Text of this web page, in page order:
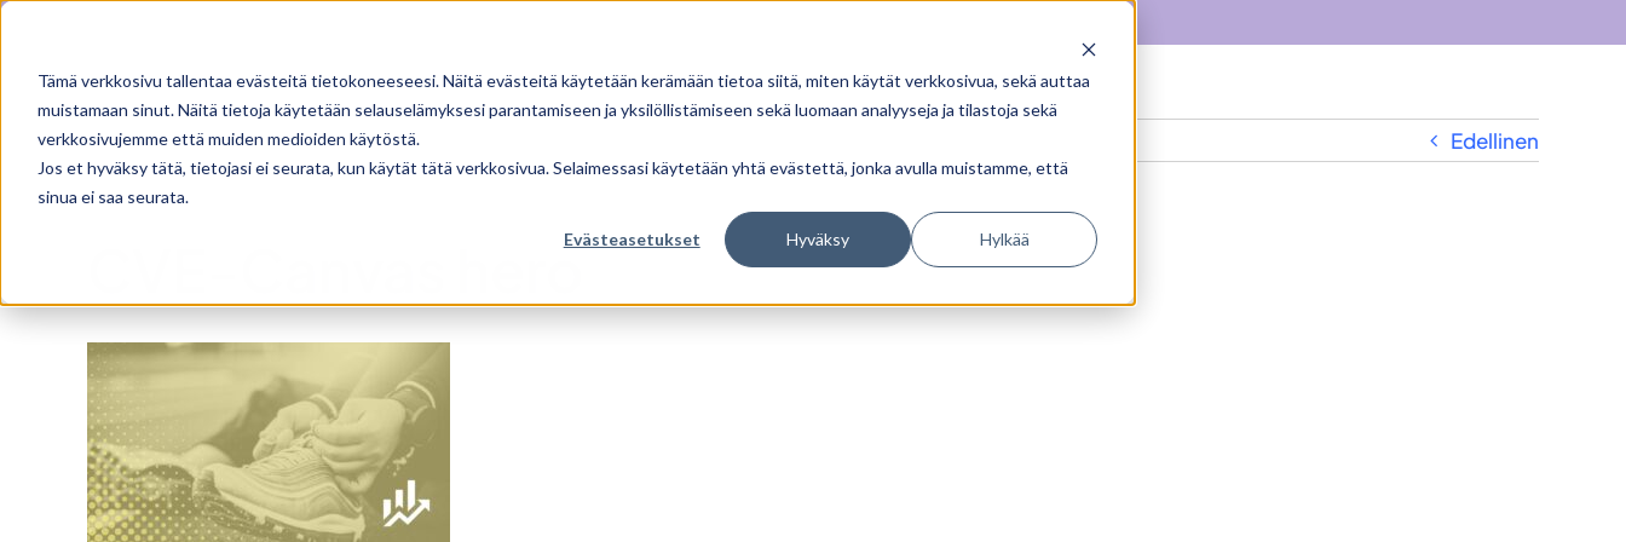
Tämä verkkosivu tallentaa evästeitä tietokoneeseesi. Näitä evästeitä käytetään kerämään tietoa siitä, miten käytät verkkosivua, sekä auttaa
muistamaan sinut. Näitä tietoja käytetään selauselämyksesi parantamiseen ja yksilöllistämiseen sekä luomaan analyyseja ja tilastoja sekä
verkkosivujemme että muiden medioiden käytöstä.
Jos et hyväksy tätä, tietojasi ei seurata, kun käytät tätä verkkosivua. Selaimessasi käytetään yhtä evästettä, jonka avulla muistamme, että
sinua ei saa seurata.
Evästeasetukset Hyväksy Hylkää
Skip
content
Edellinen
CVE-Canvas hero